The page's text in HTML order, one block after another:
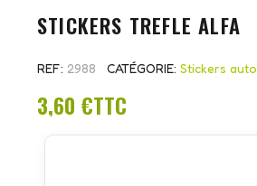
STICKERS TREFLE ALFA
REF 2988 CATÉGORIE Stickers auto
3,60 €TTC